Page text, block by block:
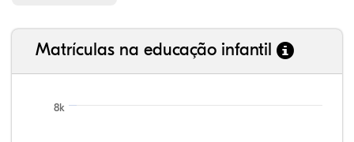
Matrículas na educação infantil
8k